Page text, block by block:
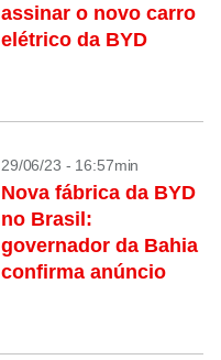
assinar o novo carro
elétrico da BYD
29/06/23 - 16:57min
Nova fábrica da BYD
no Brasil:
governador da Bahia
confirma anúncio